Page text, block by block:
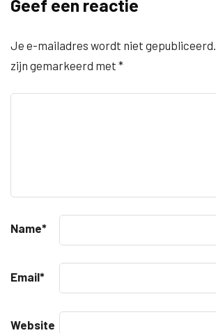
Geef een reactie
Je e-mailadres wordt niet gepubliceerd.
zijn gemarkeerd met *
Name*
Email*
Website